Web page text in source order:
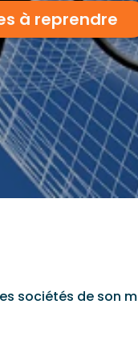
à reprendre
sociétés de son